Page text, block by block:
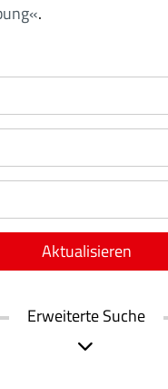
.
Aktualisieren
Erweiterte Suche